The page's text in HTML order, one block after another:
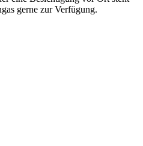
gerne zur Verfügung.